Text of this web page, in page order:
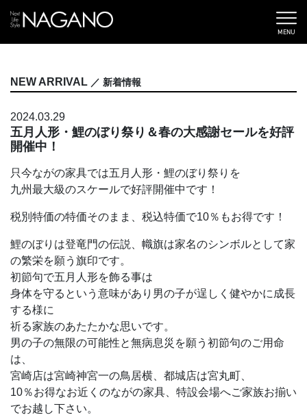
MENU
NEW ARRIVAL ／ 新着情報
2024.03.29
五月人形・鯉のぼり祭り＆春の大感謝セールを好評
開催中！
只今ながの家具では五月人形・鯉のぼり祭りを
九州最大級のスケールで好評開催中です！
税別特価の特価そのまま、税込特価で10％もお得です！
鯉のぼりは登竜門の伝説、幟旗は家名のシンボルとして家
の繁栄を願う旗印です。
初節句で五月人形を飾る事は
身体を守るという意味があり男の子が逞しく健やかに成長
する様に
祈る家族のあたたかな思いです。
男の子の無限の可能性と無病息災を願う初節句のご用命
は、
宮崎店は宮崎神宮一の鳥居横、都城店は宮丸町、
10％お得なお近くのながの家具、特設会場へご家族お揃い
でお越し下さい。